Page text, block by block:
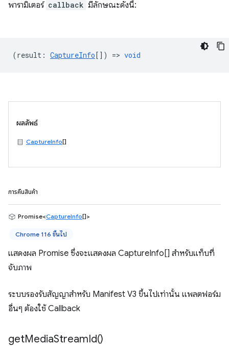
พารามิเตอร์ callback มีลักษณะดังนี้:
(result : CaptureInfo[]) => void
ผลลัพธ์
CaptureInfo[]
การคืนสินค้า
Promise<CaptureInfo[]>
Chrome 116 ขึ้นไป
แสดงผล Promise ซึ่งจะแสดงผล CaptureInfo[] สำหรับแท็บที่
จับภาพ
ระบบรองรับสัญญาสำหรับ Manifest V3 ขึ้นไปเท่านั้น แพลตฟอร์ม
อื่นๆ ต้องใช้ Callback
getMediaStreamId()